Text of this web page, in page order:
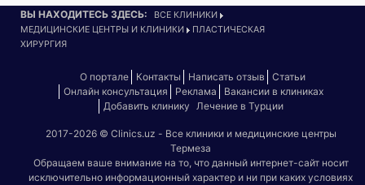
ВЫ НАХОДИТЕСЬ ЗДЕСЬ:
ВСЕ КЛИНИКИ
МЕДИЦИНСКИЕ ЦЕНТРЫ И КЛИНИКИ
ПЛАСТИЧЕСКАЯ
ХИРУРГИЯ
О портале Контакты Написать отзыв
Статьи
Онлайн консультация
Реклама
Вакансии в клиниках
Добавить клинику Лечение в Турции
2017-2026 © Clinics.uz - Все клиники и медицинские центры
Термеза
Обращаем ваше внимание на то, что данный интернет-сайт носит
исключительно информационный характер и ни при каких условиях